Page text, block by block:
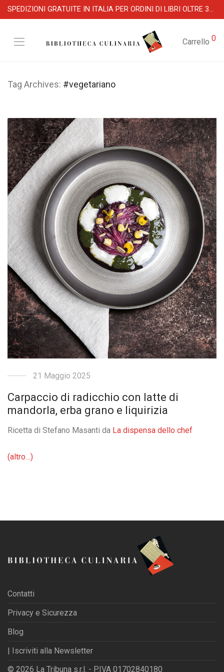
SPEDIZIONI GRATUITE IN ITALIA PER ORDINI DI LIBRI OLTRE 39 €
Carrello 0
Tag Archives: #vegetariano
21 Maggio 2025
Carpaccio di radicchio con latte di
mandorla, erba grano e liquirizia
Ricetta di Stefano Masanti da La dispensa dello chef
(altro…)
Contatti
Privacy e Sicurezza
Blog
| Iscriviti alla Newsletter
© 2026 La Tribuna s.r.l. - P.IVA 01702840180